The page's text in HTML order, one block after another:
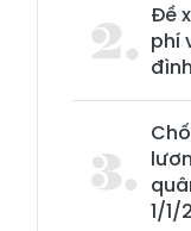
Đề
phí
1/1/